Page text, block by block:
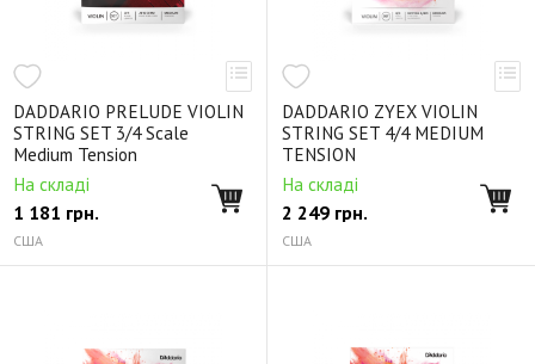
DADDARIO PRELUDE VIOLIN
STRING SET 3/4 Scale
Medium Tension
На складі
1 181 грн.
США
DADDARIO ZYEX VIOLIN
STRING SET 4/4 MEDIUM
TENSION
На складі
2 249 грн.
США